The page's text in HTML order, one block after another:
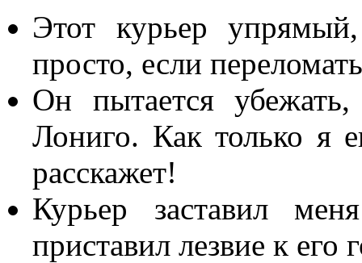
Этот курьер
просто, если
Он пытается
Лониго. Как только я
расскажет!
Курьер заставил
приставил лезвие к его